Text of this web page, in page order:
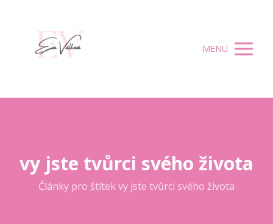
MENU
vy jste tvůrci svého života
Články pro štítek vy jste tvůrci svého života